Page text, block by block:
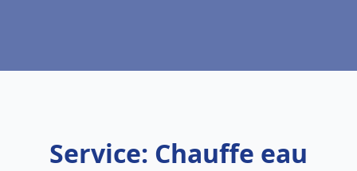
Service: Chauffe eau